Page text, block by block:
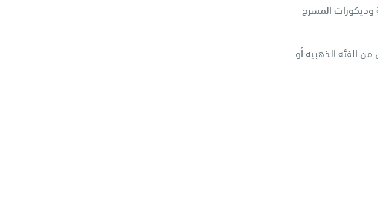
المسرح
الفئة الذهبية أو